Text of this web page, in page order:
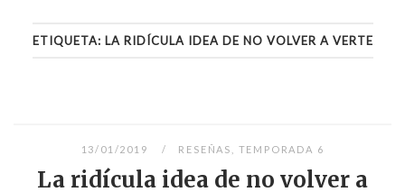
ETIQUETA: LA RIDÍCULA IDEA DE NO VOLVER A VERTE
13/01/2019 RESEÑAS TEMPORADA 6
La ridícula idea de no volver a